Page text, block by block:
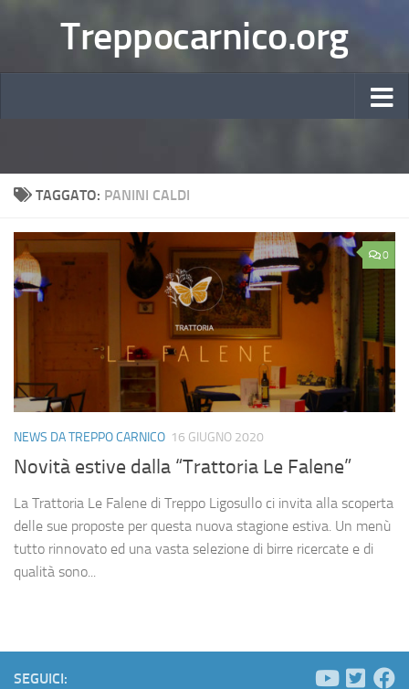
Treppocarnico.org
TAGGATO: PANINI CALDI
0
NEWS DA TREPPO CARNICO 16 GIUGNO 2020
Novità estive dalla “Trattoria Le Falene”
La Trattoria Le Falene di Treppo Ligosullo ci invita alla scoperta
delle sue proposte per questa nuova stagione estiva. Un menù
tutto rinnovato ed una vasta selezione di birre ricercate e di
qualità sono...
SEGUICI: